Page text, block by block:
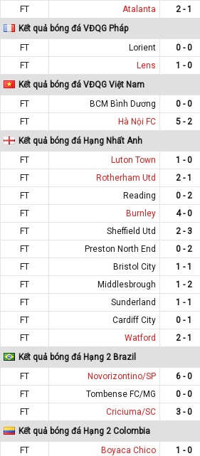
FT
Atalanta 2 - 1
Kết quả bóng đá VĐQG Pháp
FT
Lorient 0 - 0
FT
Lens 1 - 0
Kết quả bóng đá VĐQG Việt Nam
FT
BCM Bình Dương 0 - 0
FT
Hà Nội FC 5 - 2
Kết quả bóng đá Hạng Nhất Anh
FT
Luton Town 1 - 0
FT
Rotherham Utd 2 - 1
FT
Reading 0 - 2
FT
Burnley 4 - 0
FT
Sheffield Utd 2 - 3
FT
Preston North End 0 - 2
FT
Bristol City 1 - 1
FT
Middlesbrough 1 - 2
FT
Sunderland 1 - 1
FT
Cardiff City 0 - 1
FT
Watford 2 - 1
Kết quả bóng đá Hạng 2 Brazil
FT
Novorizontino/SP 6 - 0
FT
Tombense FC/MG 0 - 0
FT
Criciuma/SC 3 - 0
Kết quả bóng đá Hạng 2 Colombia
FT
Boyaca Chico 1 - 0